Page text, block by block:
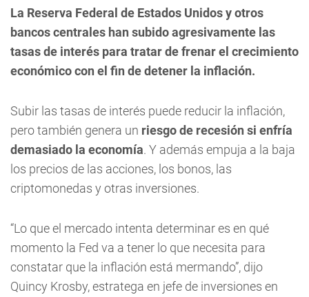
La Reserva Federal de Estados Unidos y otros
bancos centrales han subido agresivamente las
tasas de interés para tratar de frenar el crecimiento
económico con el fin de detener la inflación.
Subir las tasas de interés puede reducir la inflación,
pero también genera un riesgo de recesión si enfría
demasiado la economía. Y además empuja a la baja
los precios de las acciones, los bonos, las
criptomonedas y otras inversiones.
“Lo que el mercado intenta determinar es en qué
momento la Fed va a tener lo que necesita para
constatar que la inflación está mermando”, dijo
Quincy Krosby, estratega en jefe de inversiones en